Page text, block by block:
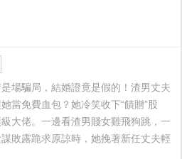
場騙局，結婚證竟是假的！渣男丈夫
當免費血包？她冷笑收下“饋贈”股
大佬。一邊看渣男賤女雞飛狗跳，一
敗露跪求原諒時，她挽著新任丈夫輕